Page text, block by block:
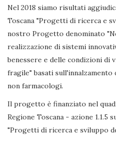
Nel 2018 siamo risultati
Toscana "Progetti di ricerca e
nostro Progetto denominato
realizzazione di sistemi
benessere e delle condizioni di
fragile" basati
non farmacologi.
Il progetto è finanziato nel
Regione Toscana - azione 1.1.5
"Progetti di ricerca e sviluppo